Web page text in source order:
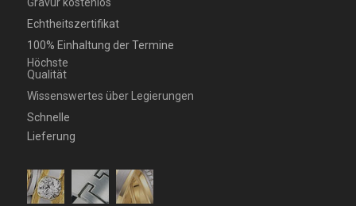
Echtheitszertifikat
100% Einhaltung der Termine
Höchste
Qualität
Wissenswertes über Legierungen
Schnelle
Lieferung